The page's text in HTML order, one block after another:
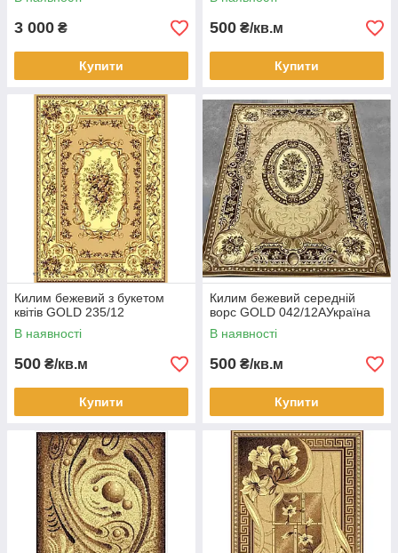
3 000 ₴
Купити
500 ₴/кв.м
Купити
Килим бежевий з букетом
квітів GOLD 235/12
В наявності
500 ₴/кв.м
Купити
Килим бежевий середній
ворс GOLD 042/12AУкраїна
В наявності
500 ₴/кв.м
Купити